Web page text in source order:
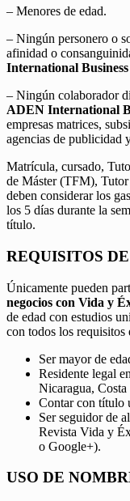
– Menores de edad.
– Ningún personero o
afinidad o
International Business
– Ningún colaborador
ADEN International
empresas matrices,
agencias de publicidad
Matrícula, cursado,
de Máster (TFM),
deben considerar los
los 5 días durante la
título.
REQUISITOS
Únicamente pueden
negocios con Vida y
de edad con estudios
con todos los requisitos
Ser mayor de
Residente legal
Nicaragua, Costa
Contar con título
Ser seguidor de
Revista Vida y
o Google+).
USO DE